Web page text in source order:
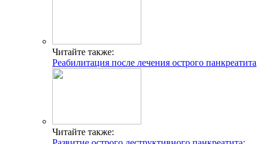
Читайте также:
Реабилитация после лечения острого панкреатита
Читайте также: